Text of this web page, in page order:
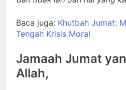
Baca juga: Khutbah Jumat:
Tengah Krisis Moral
Jamaah Jumat
Allah,